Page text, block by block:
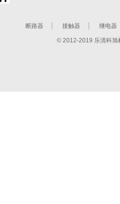
断路器 接触器 继电器
© 2012-2019 乐清科旭